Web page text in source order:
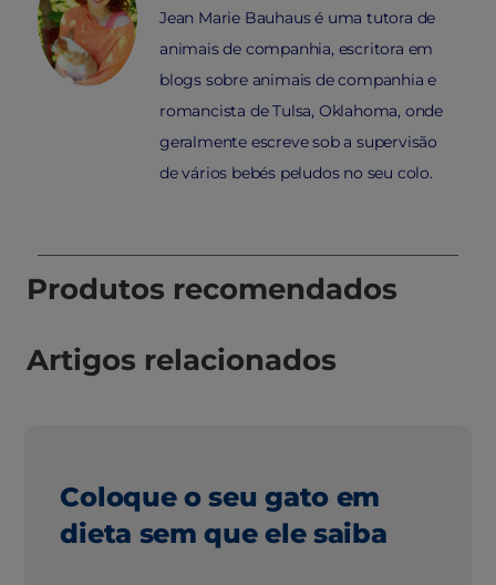
Jean Marie Bauhaus é uma tutora de
animais de companhia, escritora em
blogs sobre animais de companhia e
romancista de Tulsa, Oklahoma, onde
geralmente escreve sob a supervisão
de vários bebés peludos no seu colo.
Produtos recomendados
Artigos relacionados
Coloque o seu gato em
dieta sem que ele saiba